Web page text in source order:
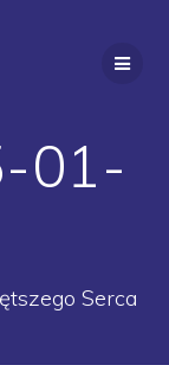
01-
Serca